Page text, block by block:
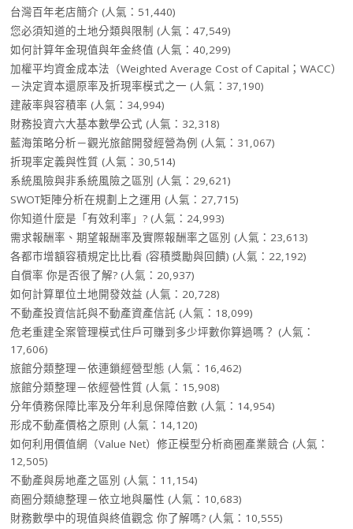
台灣百年老店簡介 (人氣：51,440)
您必須知道的土地分類與限制 (人氣：47,549)
如何計算年金現值與年金終值 (人氣：40,299)
加權平均資金成本法（Weighted Average Cost of Capital；WACC）
－決定資本還原率及折現率模式之一 (人氣：37,190)
建蔽率與容積率 (人氣：34,994)
財務投資六大基本數學公式 (人氣：32,318)
藍海策略分析－觀光旅館開發經營為例 (人氣：31,067)
折現率定義與性質 (人氣：30,514)
系統風險與非系統風險之區別 (人氣：29,621)
SWOT矩陣分析在規劃上之運用 (人氣：27,715)
你知道什麼是「有效利率」? (人氣：24,993)
需求報酬率、期望報酬率及實際報酬率之區別 (人氣：23,613)
各都市增額容積規定比比看 (容積獎勵與回饋) (人氣：22,192)
自償率 你是否很了解? (人氣：20,937)
如何計算單位土地開發效益 (人氣：20,728)
不動產投資信託與不動產資產信託 (人氣：18,099)
危老重建全案管理模式住戶可賺到多少坪數你算過嗎？ (人氣：
17,606)
旅館分類整理－依連鎖經營型態 (人氣：16,462)
旅館分類整理－依經營性質 (人氣：15,908)
分年債務保障比率及分年利息保障倍數 (人氣：14,954)
形成不動產價格之原則 (人氣：14,120)
如何利用價值網（Value Net）修正模型分析商圈產業競合 (人氣：
12,505)
不動產與房地產之區別 (人氣：11,154)
商圈分類總整理－依立地與屬性 (人氣：10,683)
財務數學中的現值與終值觀念 你了解嗎? (人氣：10,555)